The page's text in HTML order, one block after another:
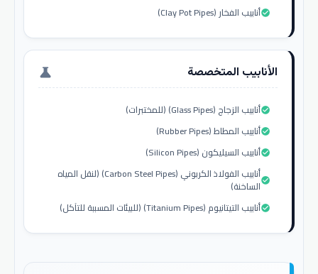
أنابيب الفخار (Clay Pot Pipes)check_circle
الأنابيب المتخصصة science
أنابيب الزجاج (Glass Pipes) (للمختبرات)check_circle
أنابيب المطاط (Rubber Pipes)check_circle
أنابيب السيليكون (Silicon Pipes)check_circle
أنابيب الفولاذ الكربوني (Carbon Steel Pipes) (لنقل المياه
الساخنة)check_circle
أنابيب التيتانيوم (Titanium Pipes) (للبيئات المسببة للتآكل)check_circle